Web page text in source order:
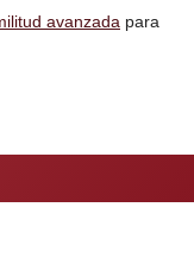
avanzada para